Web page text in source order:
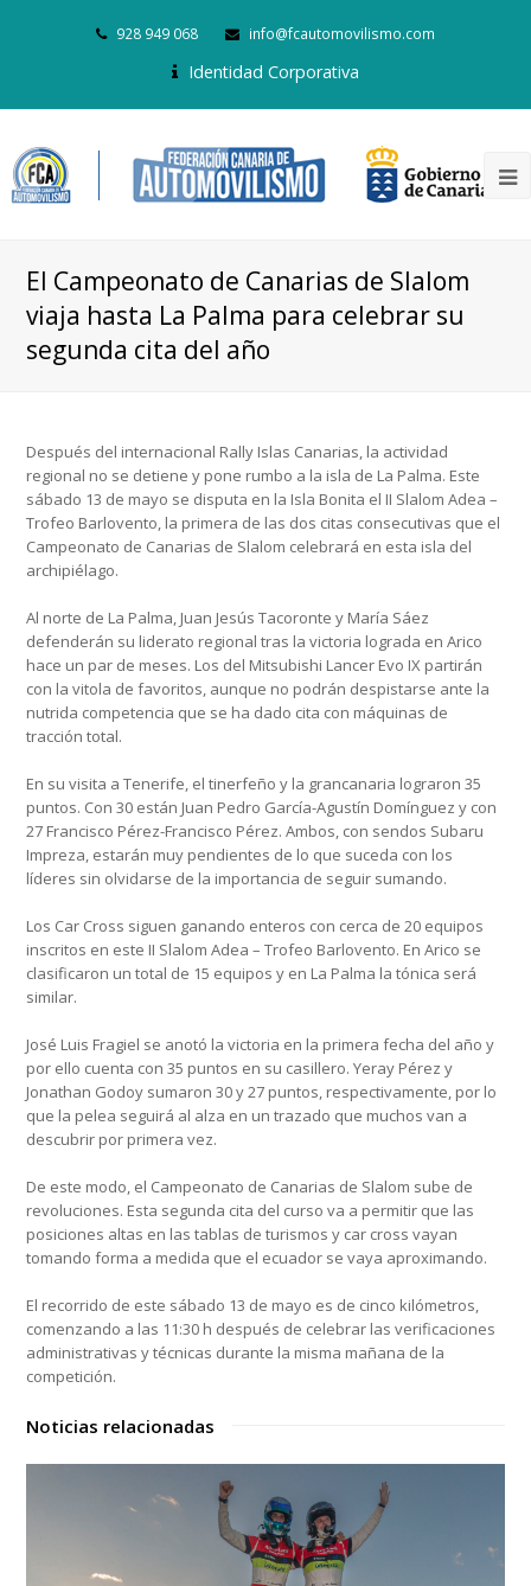
928 949 068 info@fcautomovilismo.com
Identidad Corporativa
El Campeonato de Canarias de Slalom
viaja hasta La Palma para celebrar su
segunda cita del año
Después del internacional Rally Islas Canarias, la actividad
regional no se detiene y pone rumbo a la isla de La Palma. Este
sábado 13 de mayo se disputa en la Isla Bonita el II Slalom Adea –
Trofeo Barlovento, la primera de las dos citas consecutivas que el
Campeonato de Canarias de Slalom celebrará en esta isla del
archipiélago.
Al norte de La Palma, Juan Jesús Tacoronte y María Sáez
defenderán su liderato regional tras la victoria lograda en Arico
hace un par de meses. Los del Mitsubishi Lancer Evo IX partirán
con la vitola de favoritos, aunque no podrán despistarse ante la
nutrida competencia que se ha dado cita con máquinas de
tracción total.
En su visita a Tenerife, el tinerfeño y la grancanaria lograron 35
puntos. Con 30 están Juan Pedro García-Agustín Domínguez y con
27 Francisco Pérez-Francisco Pérez. Ambos, con sendos Subaru
Impreza, estarán muy pendientes de lo que suceda con los
líderes sin olvidarse de la importancia de seguir sumando.
Los Car Cross siguen ganando enteros con cerca de 20 equipos
inscritos en este II Slalom Adea – Trofeo Barlovento. En Arico se
clasificaron un total de 15 equipos y en La Palma la tónica será
similar.
José Luis Fragiel se anotó la victoria en la primera fecha del año y
por ello cuenta con 35 puntos en su casillero. Yeray Pérez y
Jonathan Godoy sumaron 30 y 27 puntos, respectivamente, por lo
que la pelea seguirá al alza en un trazado que muchos van a
descubrir por primera vez.
De este modo, el Campeonato de Canarias de Slalom sube de
revoluciones. Esta segunda cita del curso va a permitir que las
posiciones altas en las tablas de turismos y car cross vayan
tomando forma a medida que el ecuador se vaya aproximando.
El recorrido de este sábado 13 de mayo es de cinco kilómetros,
comenzando a las 11:30 h después de celebrar las verificaciones
administrativas y técnicas durante la misma mañana de la
competición.
Noticias relacionadas